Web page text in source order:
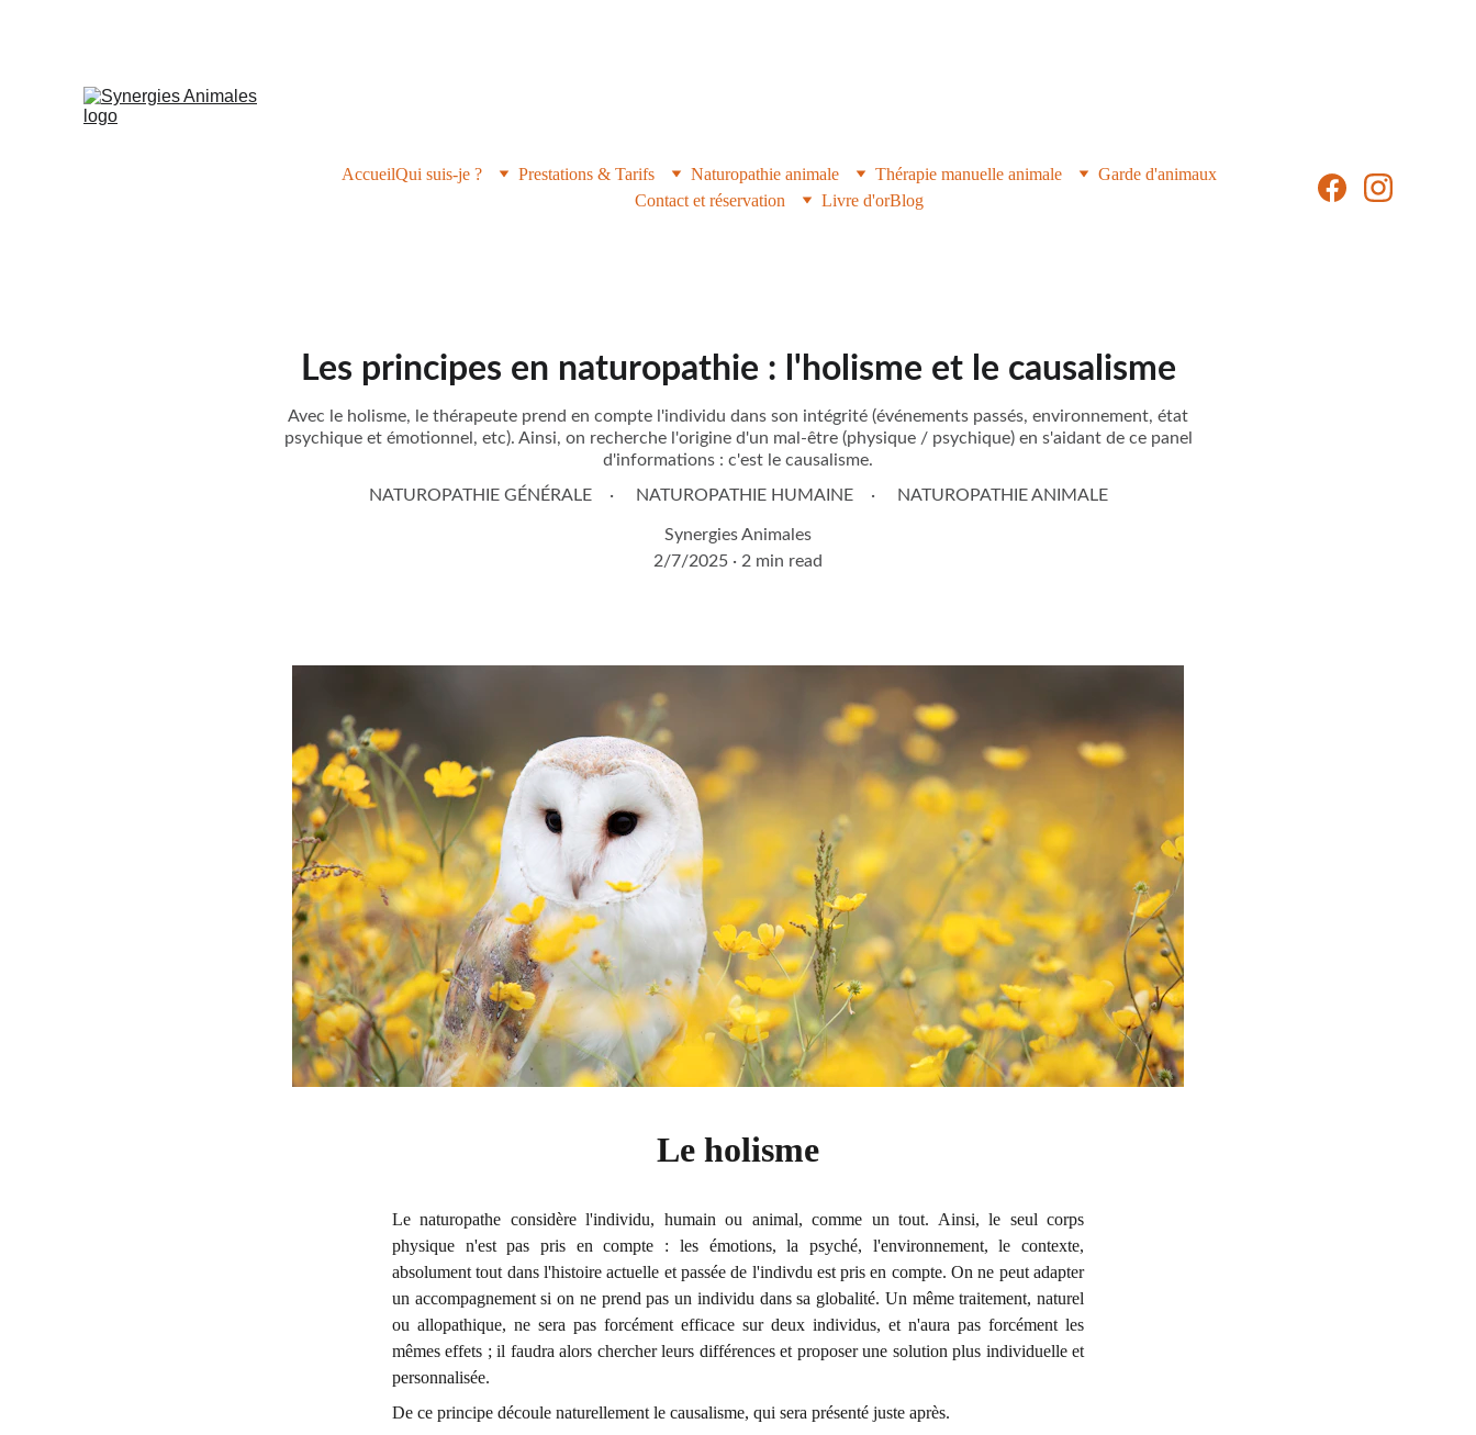
AccueilQui suis-je ? Prestations & Tarifs Naturopathie animale Thérapie manuelle animale
Garde d'animaux
Contact et réservation
Livre d'orBlog
Les principes en naturopathie : l'holisme et le causalisme
Avec le holisme, le thérapeute prend en compte l'individu dans son intégrité (événements passés, environnement, état
psychique et émotionnel, etc). Ainsi, on recherche l'origine d'un mal-être (physique / psychique) en s'aidant de ce panel
d'informations : c'est le causalisme.
NATUROPATHIE GÉNÉRALE
NATUROPATHIE HUMAINE NATUROPATHIE ANIMALE
Synergies Animales
2/7/2025
2 min read
Le naturopathe considère l'individu, humain ou animal, comme un tout. Ainsi, le seul corps
physique n'est pas pris en compte : les émotions, la psyché, l'environnement, le contexte,
absolument tout dans l'histoire actuelle et passée de l'indivdu est pris en compte. On ne peut adapter
un accompagnement si on ne prend pas un individu dans sa globalité. Un même traitement, naturel
ou allopathique, ne sera pas forcément efficace sur deux individus, et n'aura pas forcément les
mêmes effets ; il faudra alors chercher leurs différences et proposer une solution plus individuelle et
personnalisée.
De ce principe découle naturellement le causalisme, qui sera présenté juste après.
Le holisme